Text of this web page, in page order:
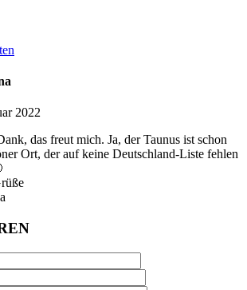
2022
das freut mich. Ja, der Taunus ist schon
Ort, der auf keine Deutschland-Liste fehlen